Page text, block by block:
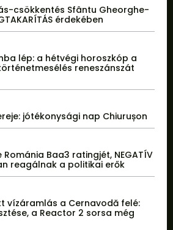
csökkentés Sfântu Gheorghe-
érdekében
lép: a hétvégi horoszkóp a
reneszánszát
jótékonysági nap Chiurușon
Románia Baa3 ratingjét, NEGATÍV
reagálnak a politikai erők
vízáramlás a Cernavodă felé:
a Reactor 2 sorsa még